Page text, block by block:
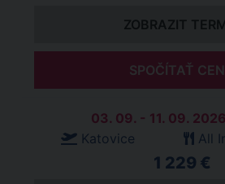
ZOBRAZIT
SPOČÍTAŤ
03. 09. - 11. 09.
Katovice
All
1 229 €